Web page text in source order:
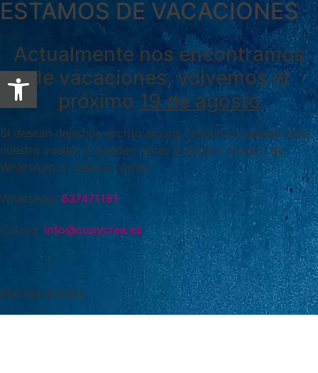
Abrir barra de herramientas
ESTAMOS DE VACACIONES
Actualmente nos encontramos
de vacaciones, volvemos el
próximo 19 de agosto
Si desean dejarnos escrito alguna consulta o pedido para
nuestra vuelta, lo pueden hacer a nuestro número de
WhatsApp o nuestro correo:
WhatsApp: 637471191
Correo: info@copycrea.es
Muchas gracias.